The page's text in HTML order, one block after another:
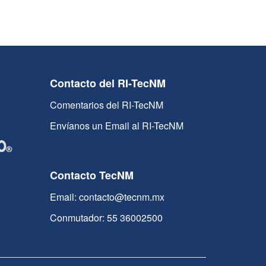
Contacto del RI-TecNM
Comentarios del RI-TecNM
Envíanos un Email al RI-TecNM
Contacto TecNM
Email: contacto@tecnm.mx
Conmutador: 55 36002500